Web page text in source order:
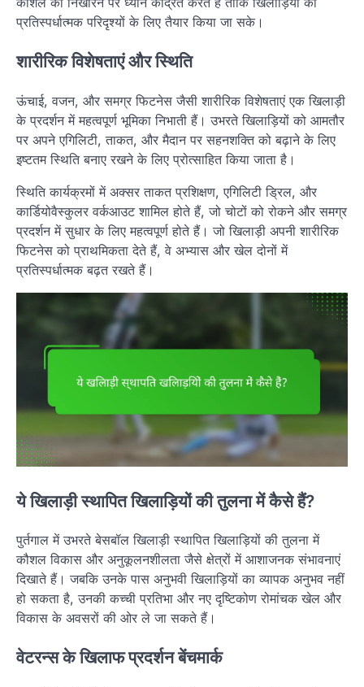
प्रतिस्पर्धात्मक परिदृश्यों के लिए तैयार किया जा सके।
शारीरिक विशेषताएं और स्थिति
ऊंचाई, वजन, और समग्र फिटनेस जैसी शारीरिक विशेषताएं एक खिलाड़ी
के प्रदर्शन में महत्वपूर्ण भूमिका निभाती हैं। उभरते खिलाड़ियों को आमतौर
पर अपने एगिलिटी, ताकत, और मैदान पर सहनशक्ति को बढ़ाने के लिए
इष्टतम स्थिति बनाए रखने के लिए प्रोत्साहित किया जाता है।
स्थिति कार्यक्रमों में अक्सर ताकत प्रशिक्षण, एगिलिटी ड्रिल, और
कार्डियोवैस्कुलर वर्कआउट शामिल होते हैं, जो चोटों को रोकने और समग्र
प्रदर्शन में सुधार के लिए महत्वपूर्ण होते हैं। जो खिलाड़ी अपनी शारीरिक
फिटनेस को प्राथमिकता देते हैं, वे अभ्यास और खेल दोनों में
प्रतिस्पर्धात्मक बढ़त रखते हैं।
ये खिलाड़ी स्थापित खिलाड़ियों की तुलना में कैसे हैं?
पुर्तगाल में उभरते बेसबॉल खिलाड़ी स्थापित खिलाड़ियों की तुलना में
कौशल विकास और अनुकूलनशीलता जैसे क्षेत्रों में आशाजनक संभावनाएं
दिखाते हैं। जबकि उनके पास अनुभवी खिलाड़ियों का व्यापक अनुभव नहीं
हो सकता है, उनकी कच्ची प्रतिभा और नए दृष्टिकोण रोमांचक खेल और
विकास के अवसरों की ओर ले जा सकते हैं।
वेटरन्स के खिलाफ प्रदर्शन बेंचमार्क